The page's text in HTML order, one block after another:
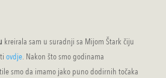
kreirala sam u suradnji sa Mijom Štark čiju
ovdje. Nakon što smo godinama
smo da imamo jako puno dodirnih točaka